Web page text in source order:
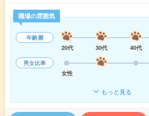
職場の雰囲気
年齢層
20代
30代 40代
男女比率
女性
もっと見る